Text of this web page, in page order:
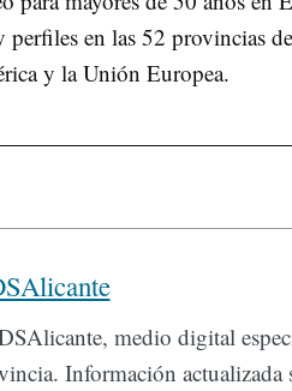
perfiles en las 52 provincias
y la Unión Europea.
medio digital
Información actualizada